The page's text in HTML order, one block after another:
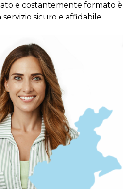
e costantemente formato è
sicuro e affidabile.